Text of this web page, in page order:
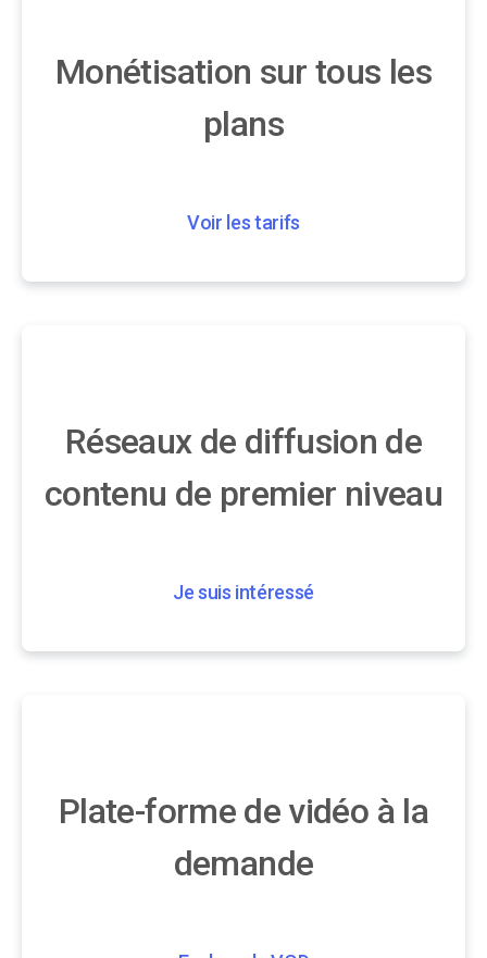
Monétisation sur tous les
plans
Voir les tarifs
Réseaux de diffusion de
contenu de premier niveau
Je suis intéressé
Plate-forme de vidéo à la
demande